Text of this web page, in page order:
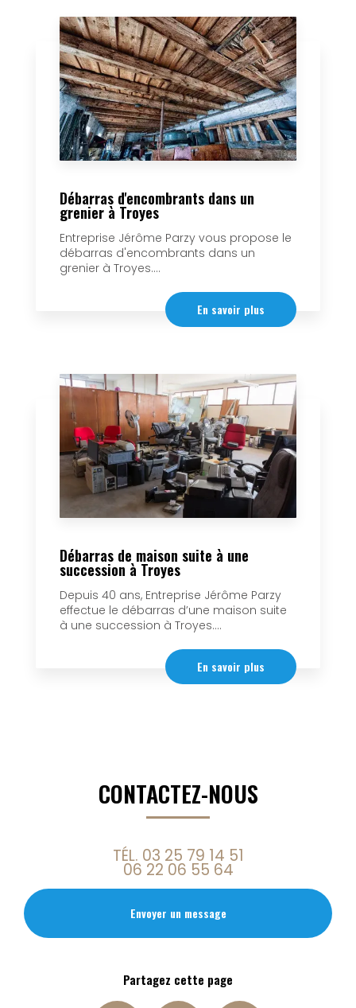
Débarras d'encombrants dans un
grenier à Troyes
Entreprise Jérôme Parzy vous propose le
débarras d'encombrants dans un
grenier à Troyes....
En savoir plus
Débarras de maison suite à une
succession à Troyes
Depuis 40 ans, Entreprise Jérôme Parzy
effectue le débarras d’une maison suite
à une succession à Troyes....
En savoir plus
CONTACTEZ-NOUS
TÉL. 03 25 79 14 51
06 22 06 55 64
Envoyer un message
Partagez cette page